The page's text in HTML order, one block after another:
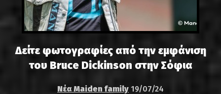
Δείτε φωτογραφίες από την εμφάνιση
του Bruce Dickinson στην Σόφια
Νέα Maiden family 19/07/24